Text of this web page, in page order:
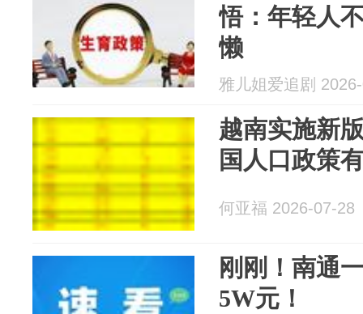
悟：年轻人
懒
雅儿姐爱追剧
越南实施新
国人口政策
何亚福 2026-07-28
刚刚！南通
5W元！